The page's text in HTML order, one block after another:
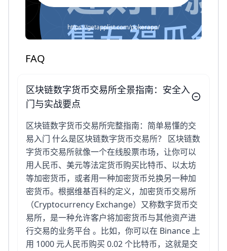
https://getapplist.com/pokerapp/
FAQ
区块链数字货币交易所全景指南：安全入
门与实战要点
区块链数字货币交易所完整指南：简单易懂的交
易入门 什么是区块链数字货币交易所？ 区块链数
字货币交易所就像一个在线股票市场，让你可以
用人民币、美元等法定货币购买比特币、以太坊
等加密货币，或者用一种加密货币兑换另一种加
密货币。根据维基百科的定义，加密货币交易所
（Cryptocurrency Exchange）又称数字货币交
易所，是一种允许客户将加密货币与其他资产进
行交易的业务平台 。比如，你可以在 Binance 上
用 1000 元人民币购买 0.02 个比特币，这就是交